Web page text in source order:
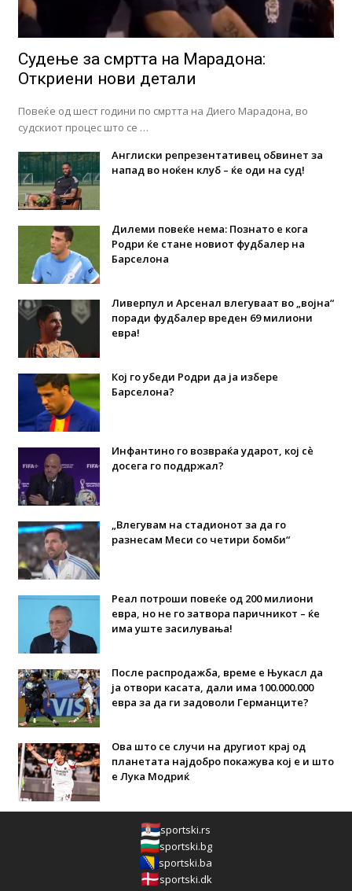
Судење за смртта на Марадона:
Откриени нови детали
Повеќе од шест години по смртта на Диего Марадона, во
судскиот процес што се …
Англиски репрезентативец обвинет за
напад во ноќен клуб – ќе оди на суд!
Дилеми повеќе нема: Познато е кога
Родри ќе стане новиот фудбалер на
Барселона
Ливерпул и Арсенал влегуваат во „војна“
поради фудбалер вреден 69 милиони
евра!
Кој го убеди Родри да ја избере
Барселона?
Инфантино го возвраќа ударот, кој сè
досега го поддржал?
„Влегувам на стадионот за да го
разнесам Меси со четири бомби“
Реал потроши повеќе од 200 милиони
евра, но не го затвора паричникот – ќе
има уште засилувања!
После распродажба, време е Њукасл да
ја отвори касата, дали има 100.000.000
евра за да ги задоволи Германците?
Ова што се случи на другиот крај од
планетата најдобро покажува кој е и што
е Лука Модриќ
sportski.rs
sportski.bg
sportski.ba
sportski.dk